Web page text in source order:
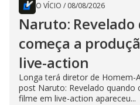
O VÍCIO / 08/08/2026
Naruto:
começa a
live-action
Longa terá diretor de Homem-
post Naruto: Revelado quando
filme em live-action apareceu...